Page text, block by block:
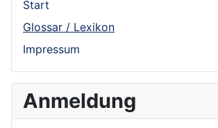
Start
Glossar / Lexikon
Impressum
Anmeldung